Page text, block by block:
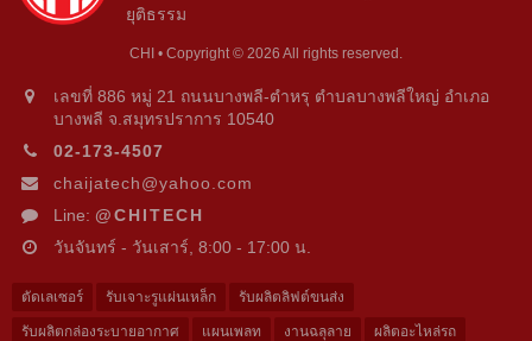
ยุติธรรม
CHI • Copyright © 2026 All rights reserved.
เลขที่ 886 หมู่ 21 ถนนบางพลี-ตำหรุ ตำบลบางพลีใหญ่ อำเภอ
บางพลี จ.สมุทรปราการ 10540
02-173-4507
chaijatech@yahoo.com
Line: @CHITECH
วันจันทร์ - วันเสาร์, 8:00 - 17:00 น.
ตัดเลเซอร์ รับเจาะรูแผ่นเหล็ก รับผลิตลิฟต์ขนส่ง
รับผลิตกล่องระบายอากาศ แผนเพลท งานฉลุลาย ผลิตอะไหล่รถ